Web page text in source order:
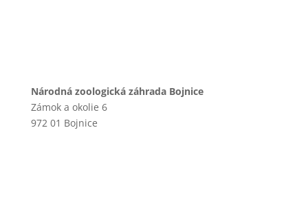
Národná zoologická záhrada Bojnice
Zámok a okolie 6
972 01 Bojnice